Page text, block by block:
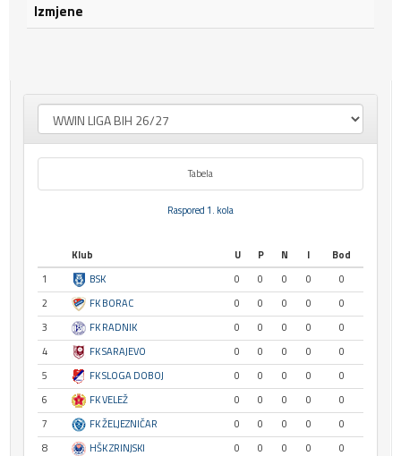
Izmjene
Tabela
Raspored 1. kola
Klub U P N I
Bod
1
BSK 0 0 0 0
0
2
FK BORAC 0 0 0 0
0
3
FK RADNIK 0 0 0 0
0
4
FK SARAJEVO 0 0 0 0
0
5
FK SLOGA DOBOJ 0 0 0 0
0
6
FK VELEŽ 0 0 0 0
0
7
FK ŽELJEZNIČAR 0 0 0 0
0
8
HŠK ZRINJSKI 0 0 0 0
0